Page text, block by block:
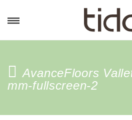
AvanceFloors
mm-fullscreen-2